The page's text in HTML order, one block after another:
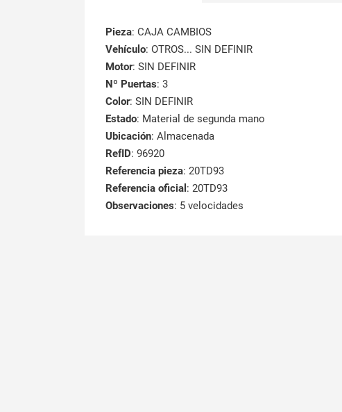
Pieza: CAJA CAMBIOS
Vehículo: OTROS... SIN DEFINIR
Motor: SIN DEFINIR
Nº Puertas: 3
Color: SIN DEFINIR
Estado: Material de segunda mano
Ubicación: Almacenada
RefID: 96920
Referencia pieza: 20TD93
Referencia oficial : 20TD93
Observaciones: 5 velocidades